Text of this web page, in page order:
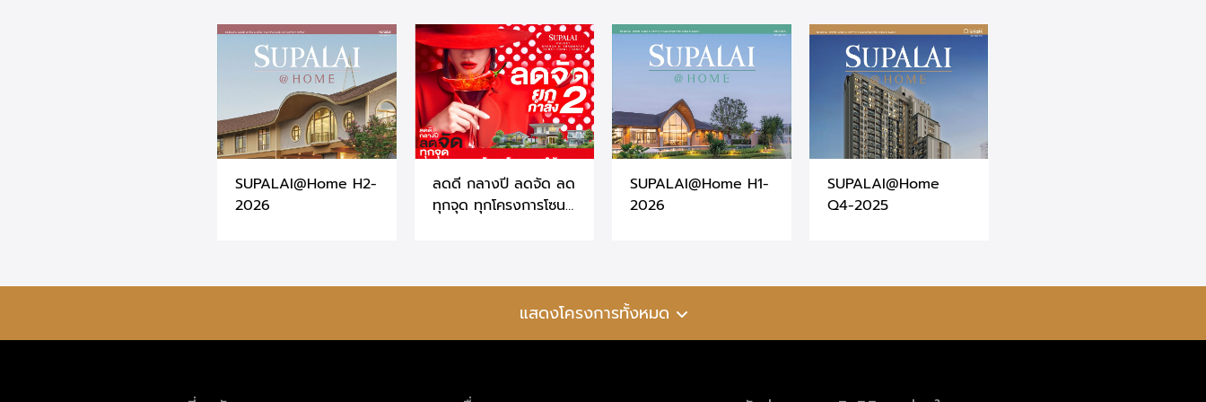
SUPALAI@Home H2-
2026
ลดดี กลางปี ลดจัด ลด
ทุกจุด ทุกโครงการโซน
SUPALAI@Home H1-
2026
SUPALAI@Home
Q4-2025
แสดงโครงการทั้งหมด